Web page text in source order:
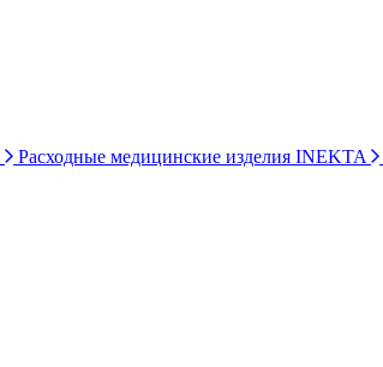
Расходные медицинские изделия INEKTA